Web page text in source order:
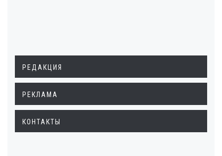
РЕДАКЦИЯ
РЕКЛАМА
КОНТАКТЫ